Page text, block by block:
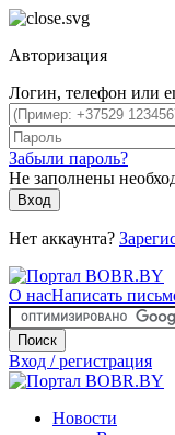
Авторизация
Логин, телефон или
Забыли пароль?
Не заполнены
Вход
Нет аккаунта?
О насНаписать
Поиск
Вход / регистрация
Новости